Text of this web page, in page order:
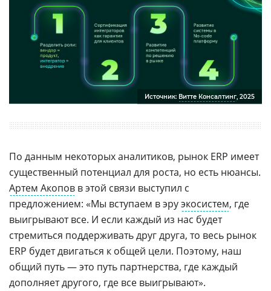
Источник: Витте Консалтинг, 2025
По данным некоторых аналитиков, рынок ERP имеет
существенный потенциал для роста, но есть нюансы.
Артем Акопов в этой связи выступил с
предложением: «Мы вступаем в эруэкосистем, где
выигрывают все. И если каждый из нас будет
стремиться поддерживать друг друга, то весь рынок
ERP будет двигаться к общей цели. Поэтому, наш
общий путь — это путь партнерства, где каждый
дополняет другого, где все выигрывают».